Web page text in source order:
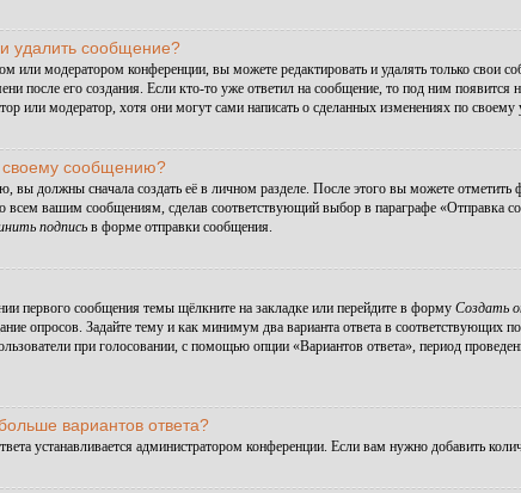
удалить сообщение?
или модератором конференции, вы можете редактировать и удалять только
после его создания. Если кто-то уже ответил на сообщение, то под ним
или модератор, хотя они могут сами написать о сделанных изменениях по
своему сообщению?
вы должны сначала создать её в личном разделе. После этого вы можете отметить
всем вашим сообщениям, сделав соответствующий выбор в параграфе «Отправка
подпись в форме отправки сообщения.
первого сообщения темы щёлкните на закладке или перейдите в форму Создать
опросов. Задайте тему и как минимум два варианта ответа в соответствующих
при голосовании, с помощью опции «Вариантов ответа», период
вариантов ответа?
устанавливается администратором конференции. Если вам нужно добавить